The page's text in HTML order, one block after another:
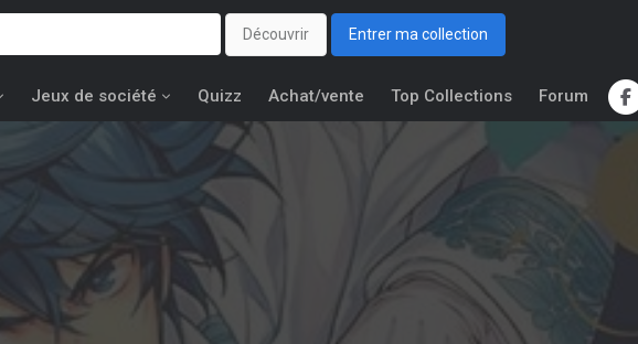
Découvrir Entrer ma collection
Jeux de société Quizz Achat/vente Top Collections Forum